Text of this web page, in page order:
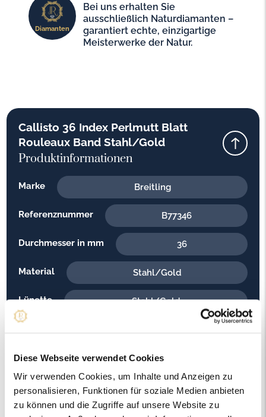
Diese Webseite verwendet Cookies
Wir verwenden Cookies, um Inhalte und Anzeigen zu
personalisieren, Funktionen für soziale Medien anbieten
zu können und die Zugriffe auf unsere Website zu
Diamanten
Bei uns erhalten Sie
ausschließlich Naturdiamanten –
garantiert echte, einzigartige
Meisterwerke der Natur.
Callisto 36 Index Perlmutt Blatt
Rouleaux Band Stahl/Gold
Produktinformationen
Marke Breitling
Referenznummer B77346
Durchmesser in mm 36
Material Stahl/Gold
Lünette Stahl/Gold
Aufzug Quarz
Baujahr 2007
Ziffernblattfarbe